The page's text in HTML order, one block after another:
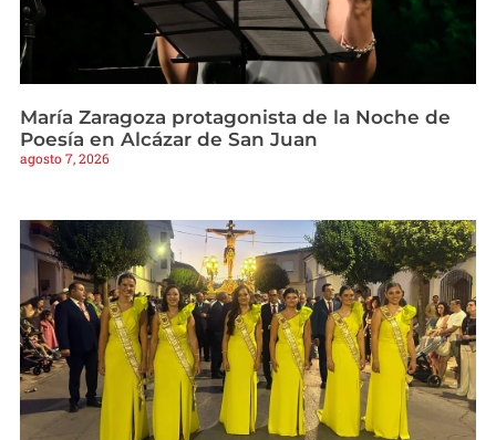
María Zaragoza protagonista de la Noche de
Poesía en Alcázar de San Juan
agosto 7, 2026